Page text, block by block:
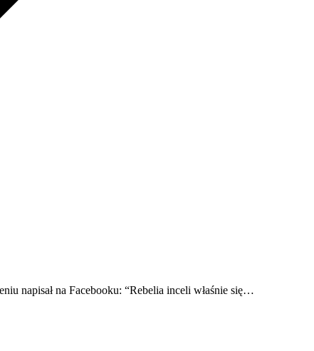
napisał na Facebooku: “Rebelia inceli właśnie się…